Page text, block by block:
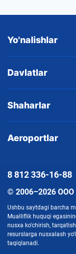
Yo'nalishlar
Davlatlar
Shaharlar
Aeroportlar
© 2006–2026 ООО
Ushbu saytdagi barcha
Mualliflik huquqi
nusxa ko'chirish,
resurslarga nusxalash
taqiqlanadi.
8 812336-16-88